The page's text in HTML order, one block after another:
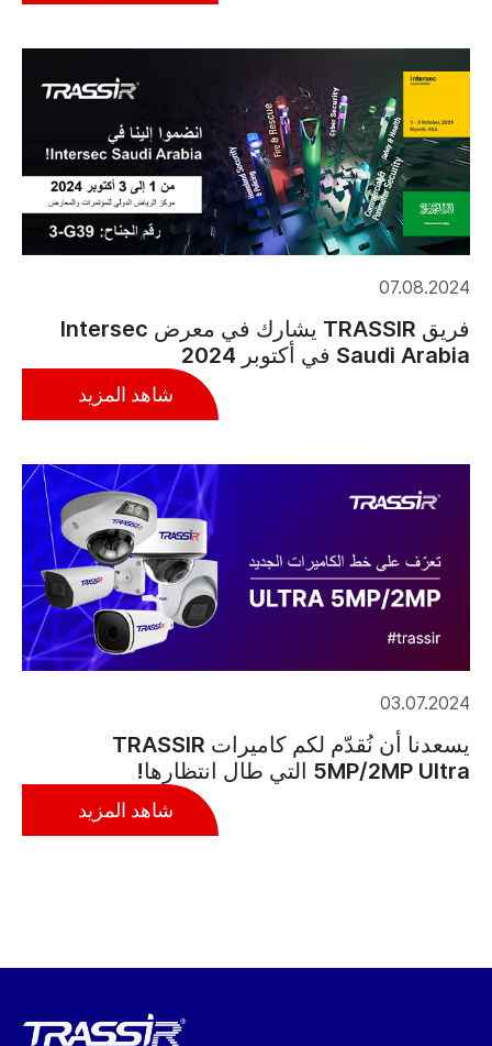
07.08.2024
فريق TRASSIR يشارك في معرض Intersec
Saudi Arabia في أكتوبر 2024
شاهد المزيد
03.07.2024
يسعدنا أن نُقدّم لكم كاميرات TRASSIR
5MP/2MP Ultra التي طال انتظارها!
شاهد المزيد